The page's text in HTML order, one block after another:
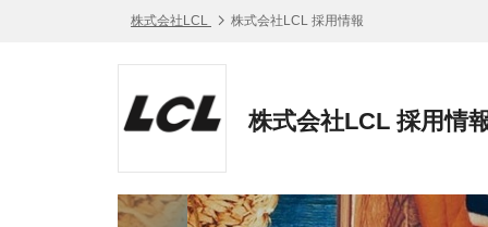
株式会社LCL 株式会社LCL 採用情報
株式会社LCL 採用情